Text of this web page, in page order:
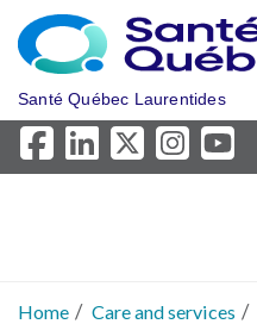
Skip to main content
Santé Québec Laurentides
Home Care and services